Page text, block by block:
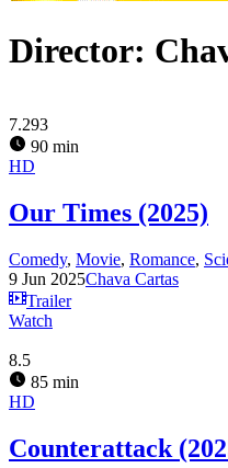
Director:
7.293
90 min
HD
Our Times (2025)
Comedy, Movie, Romance,
9 Jun 2025Chava Cartas
Trailer
Watch
8.5
85 min
HD
Counterattack